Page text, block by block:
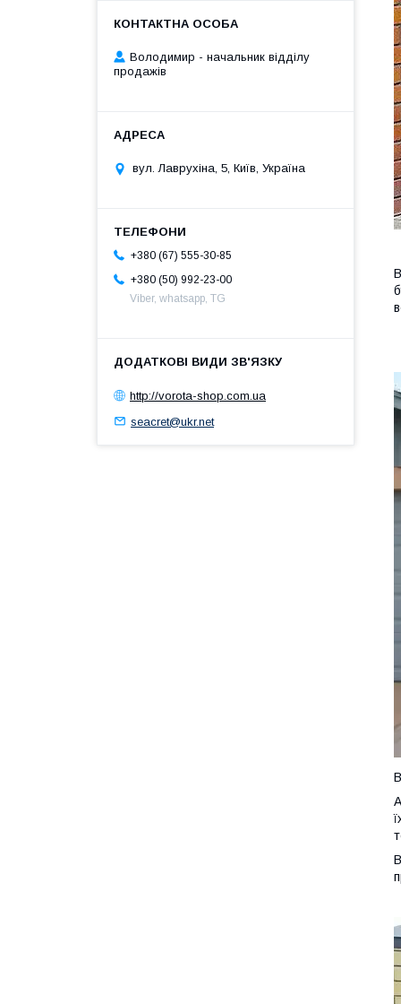
Володимир - начальник відділу
продажів
вул. Лаврухіна, 5, Київ, Україна
+380 (67) 555-30-85
+380 (50) 992-23-00
Viber, whatsapp, TG
http://vorota-shop.com.ua
seacret@ukr.net